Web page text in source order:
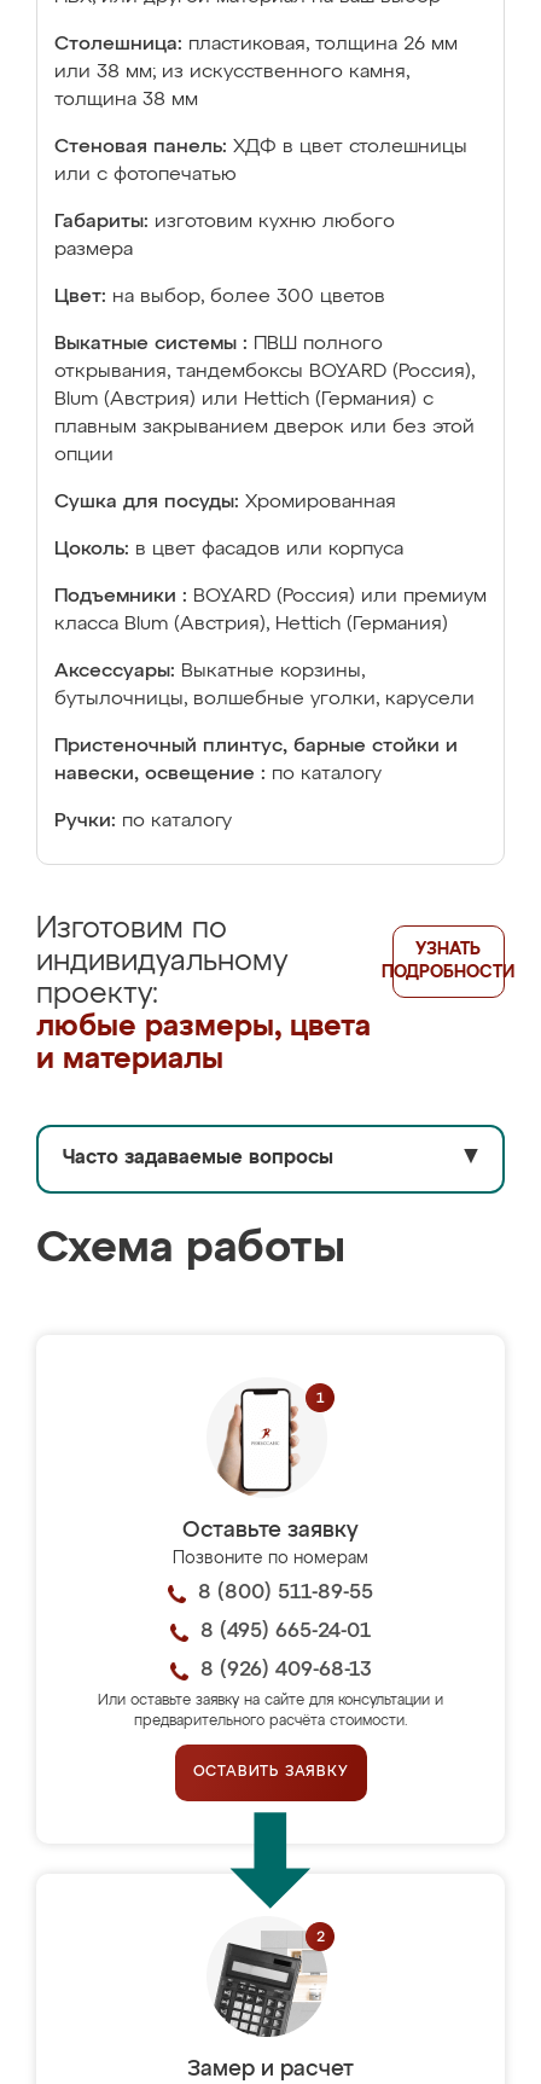
Столешница: пластиковая, толщина 26 мм
или 38 мм; из искусственного камня,
толщина 38 мм
Стеновая панель: ХДФ в цвет столешницы
или с фотопечатью
Габариты: изготовим кухню любого
размера
Цвет: на выбор, более 300 цветов
Выкатные системы :
ПВШ полного
открывания, тандембоксы BOYARD (Россия),
Blum (Австрия) или Hettich (Германия) с
плавным закрыванием дверок или без этой
опции
Сушка для посуды: Хромированная
Цоколь: в цвет фасадов или корпуса
Подъемники : BOYARD (Россия) или премиум
класса Blum (Австрия), Hettich (Германия)
Аксессуары: Выкатные корзины,
бутылочницы, волшебные уголки, карусели
Пристеночный плинтус, барные стойки и
навески, освещение : по каталогу
Ручки: по каталогу
Изготовим по
индивидуальному
проекту:
любые размеры, цвета
и материалы
УЗНАТЬ
ПОДРОБНОСТИ
Часто задаваемые вопросы ▼
Схема работы
Оставьте заявку
Позвоните по номерам
8 (800) 511-89-55
8 (495) 665-24-01
8 (926) 409-68-13
Или оставьте заявку на сайте для консультации и
предварительного расчёта стоимости.
ОСТАВИТЬ ЗАЯВКУ
Замер и расчет